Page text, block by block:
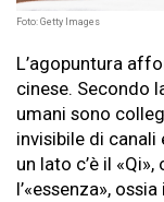
Foto: Getty Images
L’agopuntura
cinese. Secondo
umani sono
invisibile di
un lato c’è il
l’«essenza»,